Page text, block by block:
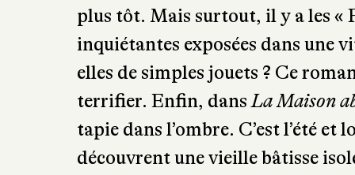
plus tôt. Mais surtout, il y a les «
inquiétantes exposées dans une
elles de simples jouets ? Ce
terrifier. Enfin, dansLa Maison
tapie dans l’ombre. C’est l’été et
découvrent une vieille bâtisse